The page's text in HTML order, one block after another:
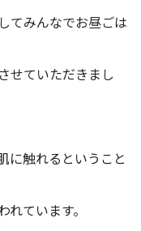
てみんなでお昼ごは
せていただきまし
に触れるということ
ています。